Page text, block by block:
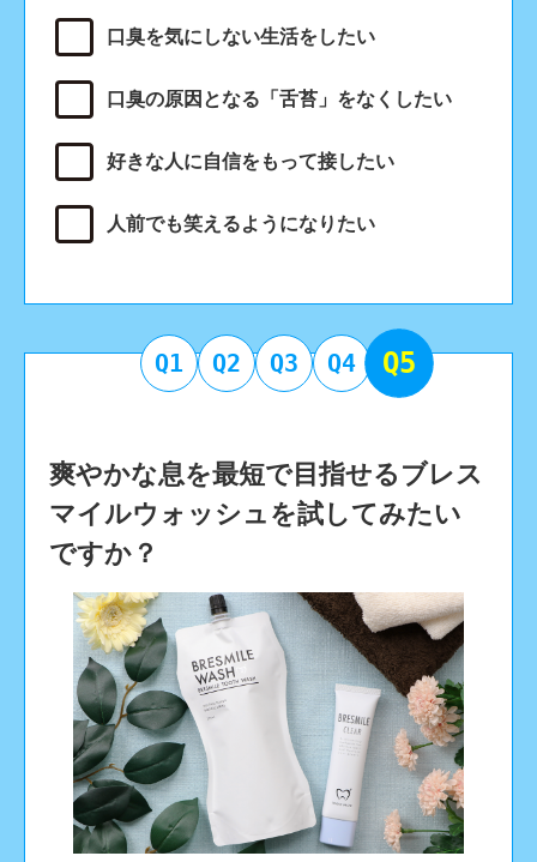
口臭を気にしない生活をしたい
口臭の原因となる「舌苔」をなくしたい
好きな人に自信をもって接したい
人前でも笑えるようになりたい
Q1 Q2 Q3 Q4 Q5
爽やかな息を最短で目指せるブレス
マイルウォッシュを試してみたい
ですか？